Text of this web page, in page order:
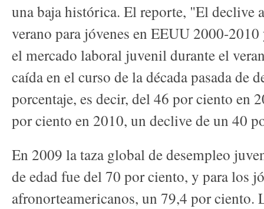
una baja histórica. El reporte, "El declive
verano para jóvenes en EEUU 2000-
el mercado laboral juvenil durante el
caída en el curso de la década pasada de
porcentaje, es decir, del 46 por ciento en
por ciento en 2010, un declive de un 40
En 2009 la taza global de desempleo
de edad fue del 70 por ciento, y para los
afronorteamericanos, un 79,4 por ciento.